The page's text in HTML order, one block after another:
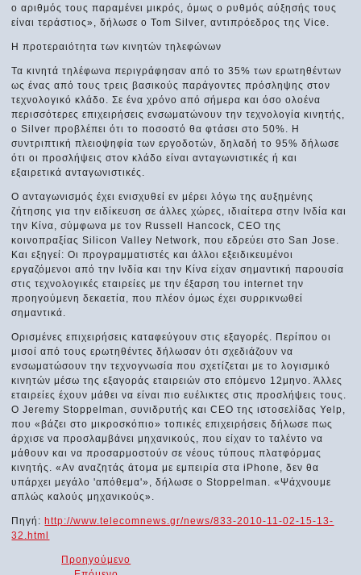
ο αριθμός τους παραμένει μικρός, όμως ο ρυθμός αύξησής τους
είναι τεράστιος», δήλωσε ο Tom Silver, αντιπρόεδρος της Vice.
Η προτεραιότητα των κινητών τηλεφώνων
Τα κινητά τηλέφωνα περιγράφησαν από το 35% των ερωτηθέντων
ως ένας από τους τρεις βασικούς παράγοντες πρόσληψης στον
τεχνολογικό κλάδο. Σε ένα χρόνο από σήμερα και όσο ολοένα
περισσότερες επιχειρήσεις ενσωματώνουν την τεχνολογία κινητής,
ο Silver προβλέπει ότι το ποσοστό θα φτάσει στο 50%. Η
συντριπτική πλειοψηφία των εργοδοτών, δηλαδή το 95% δήλωσε
ότι οι προσλήψεις στον κλάδο είναι ανταγωνιστικές ή και
εξαιρετικά ανταγωνιστικές.
Ο ανταγωνισμός έχει ενισχυθεί εν μέρει λόγω της αυξημένης
ζήτησης για την ειδίκευση σε άλλες χώρες, ιδιαίτερα στην Ινδία και
την Κίνα, σύμφωνα με τον Russell Hancock, CEO της
κοινοπραξίας Silicon Valley Network, που εδρεύει στο San Jose.
Και εξηγεί: Οι προγραμματιστές και άλλοι εξειδικευμένοι
εργαζόμενοι από την Ινδία και την Κίνα είχαν σημαντική παρουσία
στις τεχνολογικές εταιρείες με την έξαρση του internet την
προηγούμενη δεκαετία, που πλέον όμως έχει συρρικνωθεί
σημαντικά.
Ορισμένες επιχειρήσεις καταφεύγουν στις εξαγορές. Περίπου οι
μισοί από τους ερωτηθέντες δήλωσαν ότι σχεδιάζουν να
ενσωματώσουν την τεχνογνωσία που σχετίζεται με το λογισμικό
κινητών μέσω της εξαγοράς εταιρειών στο επόμενο 12μηνο. Άλλες
εταιρείες έχουν μάθει να είναι πιο ευέλικτες στις προσλήψεις τους.
Ο Jeremy Stoppelman, συνιδρυτής και CEO της ιστοσελίδας Yelp,
που «βάζει στο μικροσκόπιο» τοπικές επιχειρήσεις δήλωσε πως
άρχισε να προσλαμβάνει μηχανικούς, που είχαν το ταλέντο να
μάθουν και να προσαρμοστούν σε νέους τύπους πλατφόρμας
κινητής. «Αν αναζητάς άτομα με εμπειρία στα iPhone, δεν θα
υπάρχει μεγάλο 'απόθεμα'», δήλωσε ο Stoppelman. «Ψάχνουμε
απλώς καλούς μηχανικούς».
Πηγή: http://www.telecomnews.gr/news/833-2010-11-02-15-13-
32.html
Προηγούμενο